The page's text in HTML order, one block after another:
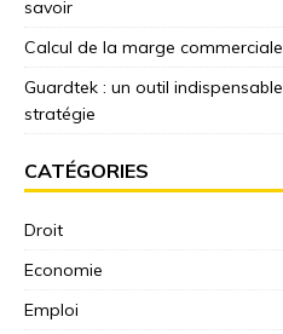
savoir
Calcul de la marge
Guardtek : un outil
stratégie
CATÉGORIES
Droit
Economie
Emploi